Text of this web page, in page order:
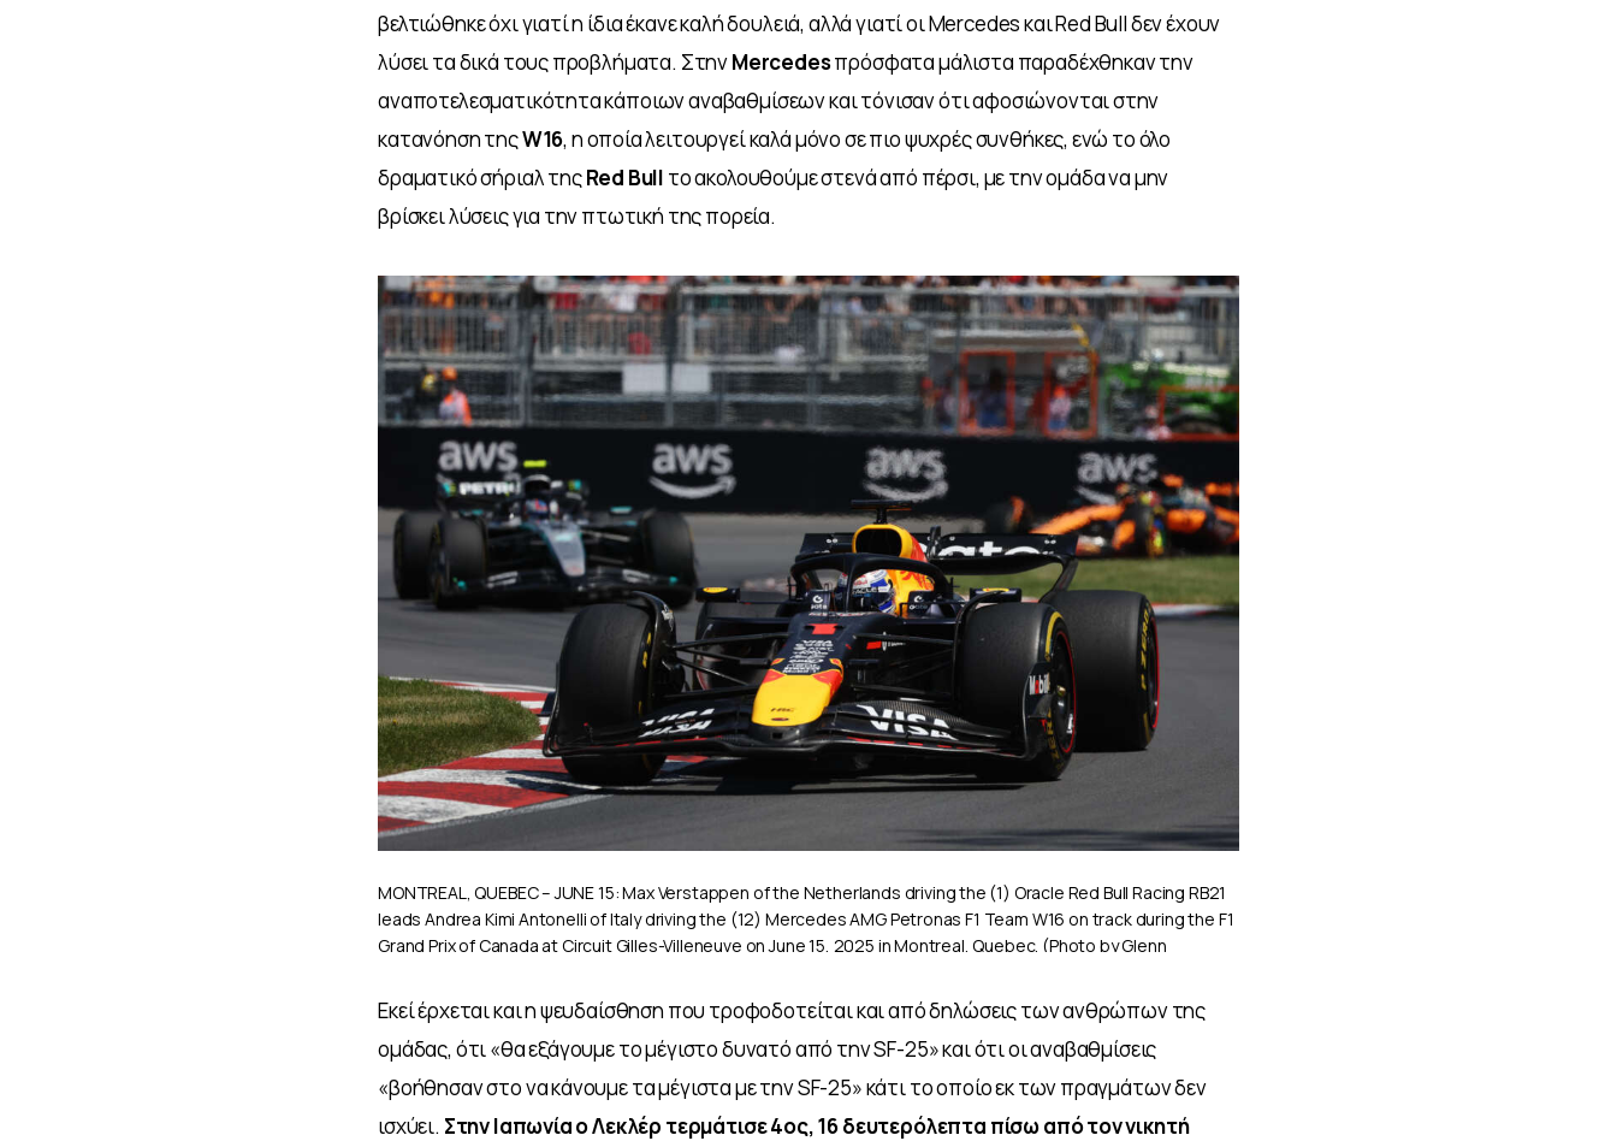
βελτιώθηκε όχι γιατί η ίδια έκανε καλή δουλειά, αλλά γιατί οι Mercedes και Red Bull δεν έχουν
λύσει τα δικά τους προβλήματα. Στην Mercedes πρόσφατα μάλιστα παραδέχθηκαν την
αναποτελεσματικότητα κάποιων αναβαθμίσεων και τόνισαν ότι αφοσιώνονται στην
κατανόηση της W16, η οποία λειτουργεί καλά μόνο σε πιο ψυχρές συνθήκες, ενώ το όλο
δραματικό σήριαλ της Red Bull το ακολουθούμε στενά από πέρσι, με την ομάδα να μην
βρίσκει λύσεις για την πτωτική της πορεία.
MONTREAL, QUEBEC – JUNE 15: Max Verstappen of the Netherlands driving the (1) Oracle Red Bull Racing RB21
leads Andrea Kimi Antonelli of Italy driving the (12) Mercedes AMG Petronas F1 Team W16 on track during the F1
Grand Prix of Canada at Circuit Gilles-Villeneuve on June 15, 2025 in Montreal, Quebec. (Photo by Glenn
Εκεί έρχεται και η ψευδαίσθηση που τροφοδοτείται και από δηλώσεις των ανθρώπων της
ομάδας, ότι «θα εξάγουμε το μέγιστο δυνατό από την SF-25» και ότι οι αναβαθμίσεις
«βοήθησαν στο να κάνουμε τα μέγιστα με την SF-25» κάτι το οποίο εκ των πραγμάτων δεν
ισχύει. Στην Ιαπωνία ο Λεκλέρ τερμάτισε 4ος, 16 δευτερόλεπτα πίσω από τον νικητή